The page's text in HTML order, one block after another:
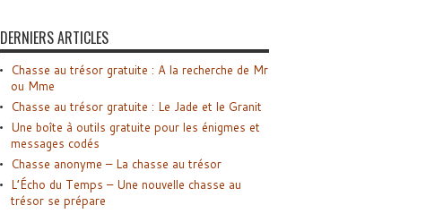
DERNIERS ARTICLES
Chasse au trésor gratuite : A la recherche de Mr
ou Mme
Chasse au trésor gratuite : Le Jade et le Granit
Une boîte à outils gratuite pour les énigmes et
messages codés
Chasse anonyme – La chasse au trésor
L’Écho du Temps – Une nouvelle chasse au
trésor se prépare